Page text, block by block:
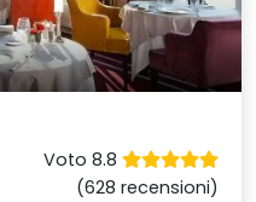
Voto 8.8
(628 recensioni)